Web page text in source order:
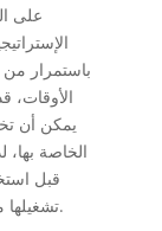
على
باستمرار
الأوقات،
يمكن أن
الخاصة
قبل
تشغيلها من لوحة تحكم حسابك فورًا بعد تسجيل الدخول.